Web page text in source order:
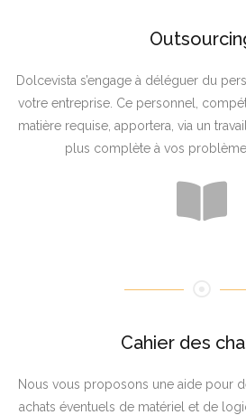
Dolcevista s’engage à déléguer du
votre entreprise. Ce personnel,
matière requise, apportera, via un
plus complète à vos
Cahier des
Nous vous proposons une aide pour
achats éventuels de matériel et de